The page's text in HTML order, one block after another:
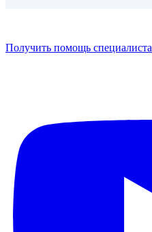
Получить помощь специалиста